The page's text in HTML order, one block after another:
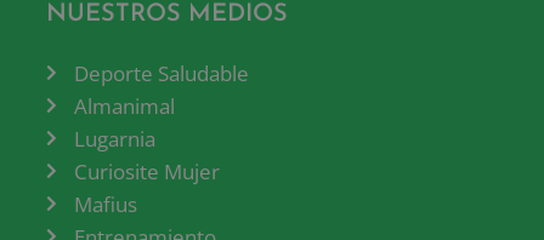
NUESTROS MEDIOS
Deporte Saludable
Almanimal
Lugarnia
Curiosite Mujer
Mafius